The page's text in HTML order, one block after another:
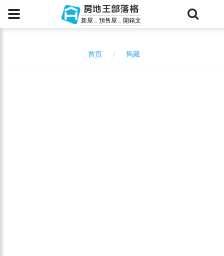
房地王部落格
新屋．預售屋．開箱文
首頁 雋藏